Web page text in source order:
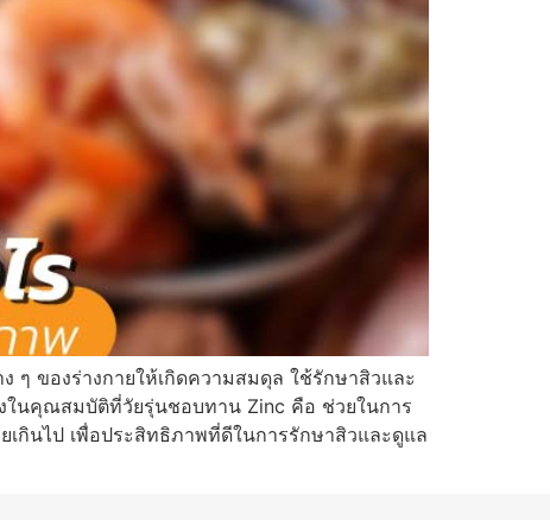
ๆ ของร่างกายให้เกิดความสมดุล ใช้รักษาสิวและ
ในคุณสมบัติที่วัยรุ่นชอบทาน Zinc คือ ช่วยในการ
กินไป เพื่อประสิทธิภาพที่ดีในการรักษาสิวและดูแล